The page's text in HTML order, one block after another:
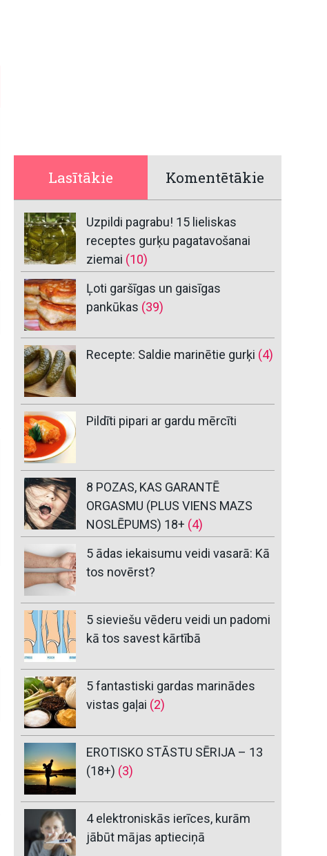
Lasītākie Komentētākie
Uzpildi pagrabu! 15 lieliskas
receptes gurķu pagatavošanai
ziemai (10)
Ļoti garšīgas un gaisīgas
pankūkas (39)
Recepte: Saldie marinētie gurķi (4)
Pildīti pipari ar gardu mērcīti
8 POZAS, KAS GARANTĒ
ORGASMU (PLUS VIENS MAZS
NOSLĒPUMS) 18+ (4)
5 ādas iekaisumu veidi vasarā: Kā
tos novērst?
5 sieviešu vēderu veidi un padomi
kā tos savest kārtībā
5 fantastiski gardas marinādes
vistas gaļai (2)
EROTISKO STĀSTU SĒRIJA – 13
(18+) (3)
4 elektroniskās ierīces, kurām
jābūt mājas aptieciņā